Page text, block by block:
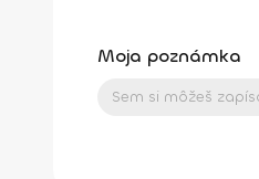
Moja poznámka